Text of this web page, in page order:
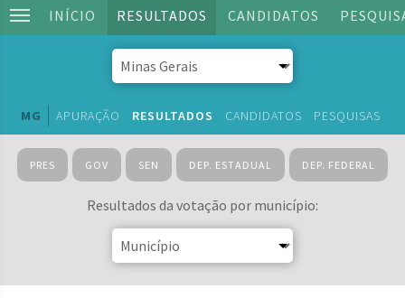
INÍCIO RESULTADOS CANDIDATOS
MG APURAÇÃO RESULTADOS CANDIDATOS PESQUISAS
PRES GOV SEN DEP. ESTADUAL DEP. FEDERAL
Resultados da votação por município: